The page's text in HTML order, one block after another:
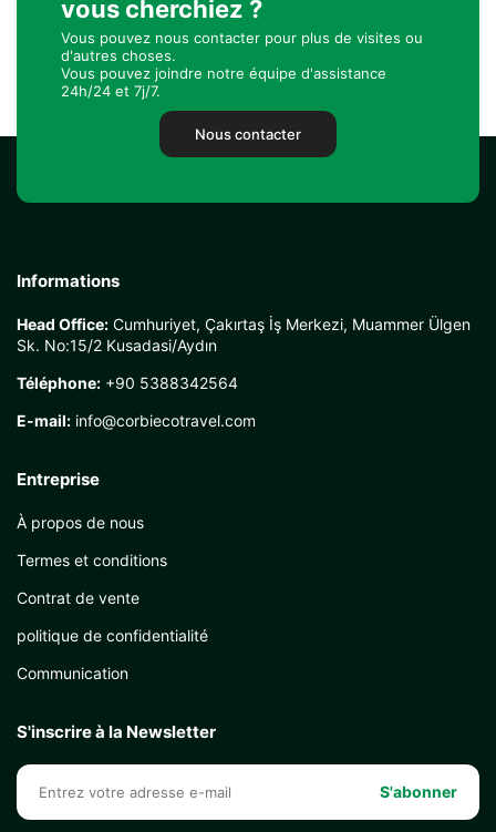
vous cherchiez ?
Vous pouvez nous contacter pour plus de visites ou
d'autres choses.
Vous pouvez joindre notre équipe d'assistance
24h/24 et 7j/7.
Nous contacter
Informations
Head Office: Cumhuriyet, Çakırtaş İş Merkezi, Muammer Ülgen
Sk. No:15/2 Kusadasi/Aydın
Téléphone: +90 5388342564
E-mail: info@corbiecotravel.com
Entreprise
À propos de nous
Termes et conditions
Contrat de vente
politique de confidentialité
Communication
S'inscrire à la Newsletter
S'abonner